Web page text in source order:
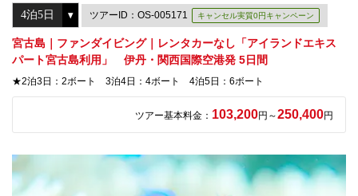
ツアーID：OS-005171 キャンセル実質0円キャンペーン
宮古島｜ファンダイビング｜レンタカーなし「アイランドエキス
パート宮古島利用」 伊丹・関西国際空港発 5日間
★2泊3日：2ボート 3泊4日：4ボート 4泊5日：6ボート
ツアー基本料金： 103,200円～250,400円